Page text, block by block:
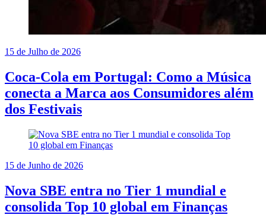
15 de Julho de 2026
Coca-Cola em Portugal: Como a Música
conecta a Marca aos Consumidores além
dos Festivais
15 de Junho de 2026
Nova SBE entra no Tier 1 mundial e
consolida Top 10 global em Finanças